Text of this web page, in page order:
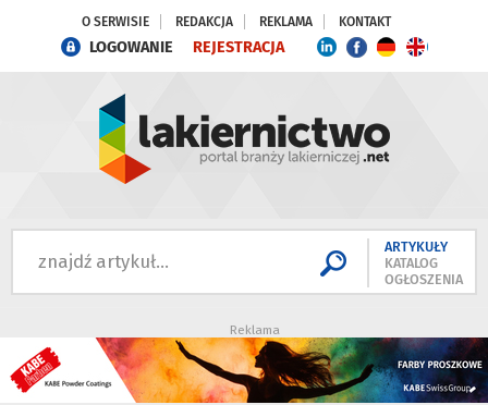
O SERWISIE REDAKCJA REKLAMA KONTAKT
LOGOWANIE REJESTRACJA
ARTYKUŁY
KATALOG
OGŁOSZENIA
Reklama